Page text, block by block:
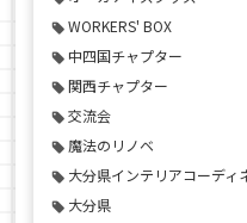
WORKERS' BOX
中四国チャプター
関西チャプター
交流会
魔法のリノベ
大分県インテリアコーディ
大分県